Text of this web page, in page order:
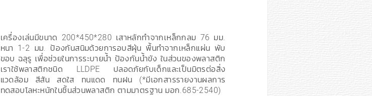
เครื่องเล่นมีขนาด 200*450*280 เสาหลักทำจากเหล็กกลม 76 มม.
หนา 1-2 มม. ป้องกันสนิมด้วยการอบสีฝุ่น พื้นทำจากเหล็กแผ่น พับ
ขอบ ฉลุรู เพื่อช่วยในการระบายน้ำ ป้องกันน้ำขัง ในส่วนของพลาสติก
เราใช้พลาสติกชนิด LLDPE ปลอดภัยกับเด็กและเป็นมิตรต่อสิ่ง
แวดล้อม สีสัน สดใส ทนแดด ทนฝน (*มีเอกสารรายงานผลการ
ทดสอบโลหะหนักในชิ้นส่วนพลาสติก ตามมาตรฐาน มอก.685-2540)